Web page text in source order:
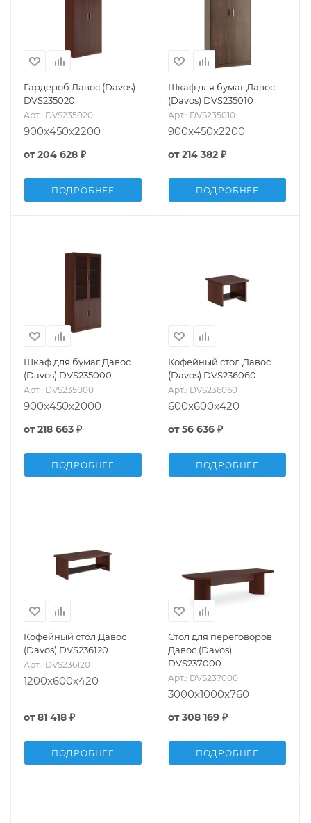
Гардероб Давос (Davos)
DVS235020
Арт.: DVS235020
900x450x2200
от204 628 ₽
ПОДРОБНЕЕ
Шкаф для бумаг Давос
(Davos) DVS235010
Арт.: DVS235010
900x450x2200
от214 382 ₽
ПОДРОБНЕЕ
Шкаф для бумаг Давос
(Davos) DVS235000
Арт.: DVS235000
900x450x2000
от218 663 ₽
ПОДРОБНЕЕ
Кофейный стол Давос
(Davos) DVS236060
Арт.: DVS236060
600x600x420
от56 636 ₽
ПОДРОБНЕЕ
Кофейный стол Давос
(Davos) DVS236120
Арт.: DVS236120
1200x600x420
от81 418 ₽
ПОДРОБНЕЕ
Стол для переговоров
Давос (Davos)
DVS237000
Арт.: DVS237000
3000x1000x760
от308 169 ₽
ПОДРОБНЕЕ